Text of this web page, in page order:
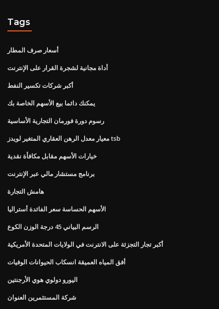
Tags
أسعار صرف المطار
أداة مجانية لشجرة القرار على الإنترنت
أكبر شركات تكسير النفط
يمكنك دائما بيع الأسهم الخاصة بك
رسوم دورة فورمان التجارية الأساسية
معيار معدل الرهن العقاري المتغير لويدز tsb
خيارات الأسهم مقابل مكافأة نقدية
برنامج مستشار مالي عبر الإنترنت
هامش التجارة
الأسهم الحساسة سعر الفائدة أستراليا
الرسم البياني 45 درجة الوزن الكوع
أكبر تجار التجزئة على الانترنت في الولايات المتحدة الأمريكية
أفق المياه العميقة انسكاب الحيوانات الوفيات
اليورو دولوي هوي الأرجنتين
شركة المستثمرين العنوان